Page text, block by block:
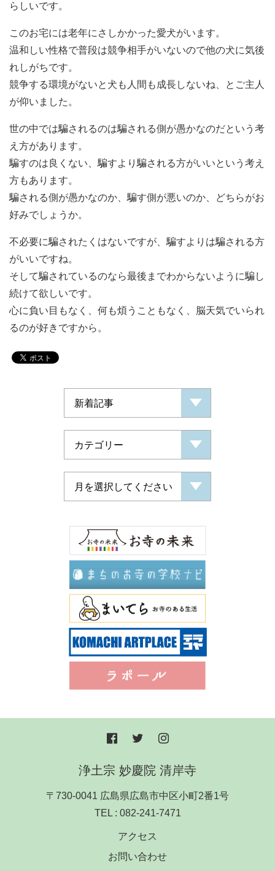
らしいです。
このお宅には老年にさしかかった愛犬がいます。
温和しい性格で普段は競争相手がいないので他の犬に気後
れしがちです。
競争する環境がないと犬も人間も成長しないね、とご主人
が仰いました。
世の中では騙されるのは騙される側が愚かなのだという考
え方があります。
騙すのは良くない、騙すより騙される方がいいという考え
方もあります。
騙される側が愚かなのか、騙す側が悪いのか、どちらがお
好みでしょうか。
不必要に騙されたくはないですが、騙すよりは騙される方
がいいですね。
そして騙されているのなら最後までわからないように騙し
続けて欲しいです。
心に負い目もなく、何も煩うこともなく、脳天気でいられ
るのが好きですから。
浄土宗 妙慶院 清岸寺
〒730-0041 広島県広島市中区小町2番1号
TEL : 082-241-7471
アクセス
お問い合わせ